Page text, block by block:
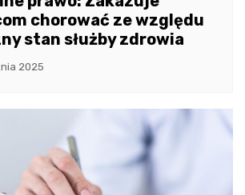
chorować ze względu
stan służby zdrowia
2025